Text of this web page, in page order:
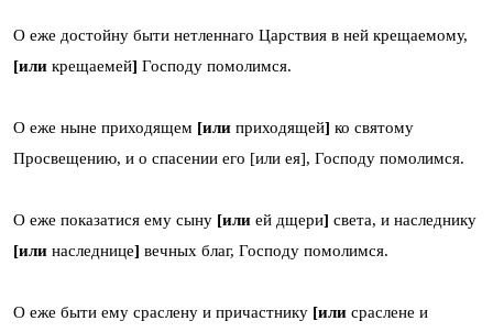
О еже достойну быти нетленнаго Царствия в ней крещаемому,
[или крещаемей] Господу помолимся.
О еже ныне приходящем [или приходящей] ко святому
Просвещению, и о спасении его [или ея], Господу помолимся.
О еже показатися ему сыну [или ей дщери] света, и наследнику
[или наследнице] вечных благ, Господу помолимся.
О еже быти ему сраслену и причастнику [или сраслене и